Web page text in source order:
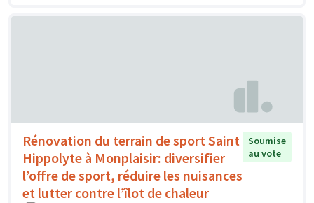
Rénovation du terrain de sport Saint
Hippolyte à Monplaisir: diversifier
l’offre de sport, réduire les nuisances
et lutter contre l’îlot de chaleur
Soumise
au vote